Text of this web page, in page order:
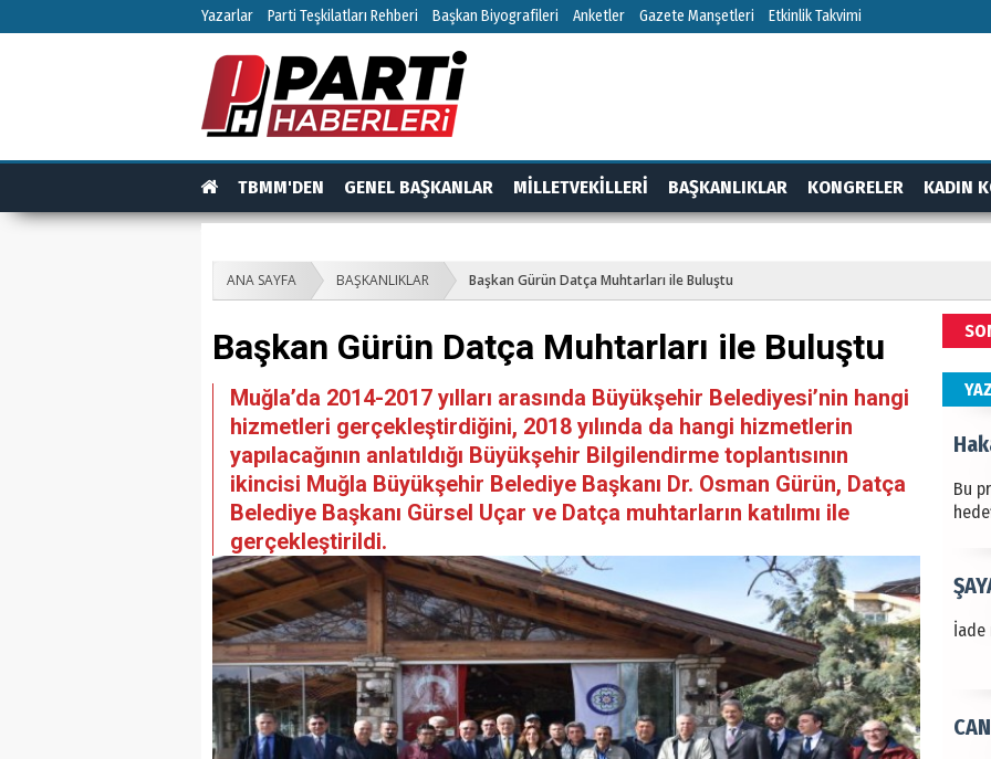
Yazarlar Parti Teşkilatları Rehberi Başkan Biyografileri Anketler Gazete Manşetleri Etkinlik Takvimi
TBMM'DEN GENEL BAŞKANLAR MİLLETVEKİLLERİ BAŞKANLIKLAR KONGRELER KADIN
ANA SAYFA BAŞKANLIKLAR Başkan Gürün Datça Muhtarları ile Buluştu
Başkan Gürün Datça Muhtarları ile Buluştu
Muğla’da 2014-2017 yılları arasında Büyükşehir Belediyesi’nin hangi
hizmetleri gerçekleştirdiğini, 2018 yılında da hangi hizmetlerin
yapılacağının anlatıldığı Büyükşehir Bilgilendirme toplantısının
ikincisi Muğla Büyükşehir Belediye Başkanı Dr. Osman Gürün, Datça
Belediye Başkanı Gürsel Uçar ve Datça muhtarların katılımı ile
gerçekleştirildi.
ALİ
Bu
İade